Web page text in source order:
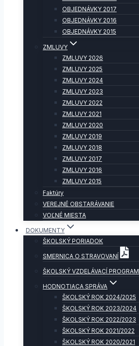
OBJEDNÁVKY 2017
OBJEDNÁVKY 2016
OBJEDNÁVKY 2015
ZMLUVY
ZMLUVY 2026
ZMLUVY 2025
ZMLUVY 2024
ZMLUVY 2023
ZMLUVY 2022
ZMLUVY 2021
ZMLUVY 2020
ZMLUVY 2019
ZMLUVY 2018
ZMLUVY 2017
ZMLUVY 2016
ZMLUVY 2015
Faktúry
VEREJNÉ OBSTARÁVANIE
VOĽNÉ MIESTA
DOKUMENTY
ŠKOLSKÝ PORIADOK
SMERNICA O STRAVOVANÍ
ŠKOLSKÝ VZDELÁVACÍ PROGRAM
HODNOTIACA SPRÁVA
ŠKOLSKÝ ROK 2024/2025
ŠKOLSKÝ ROK 2023/2024
ŠKOLSKÝ ROK 2022/2023
ŠKOLSKÝ ROK 2021/2022
ŠKOLSKÝ ROK 2020/2021